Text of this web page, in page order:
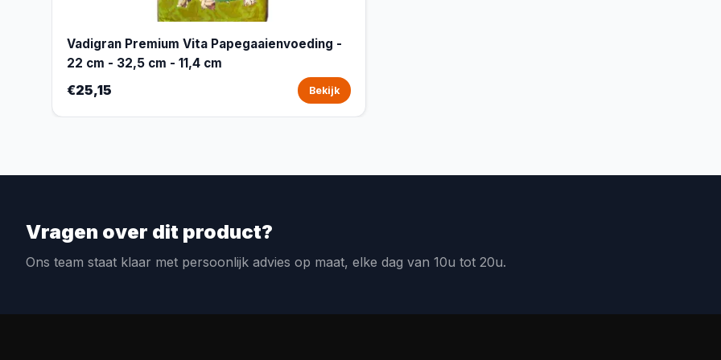
Vadigran Premium Vita Papegaaienvoeding -
22 cm - 32,5 cm - 11,4 cm
€25,15 Bekijk
Vragen over dit product?
Ons team staat klaar met persoonlijk advies op maat, elke dag van 10u tot 20u.